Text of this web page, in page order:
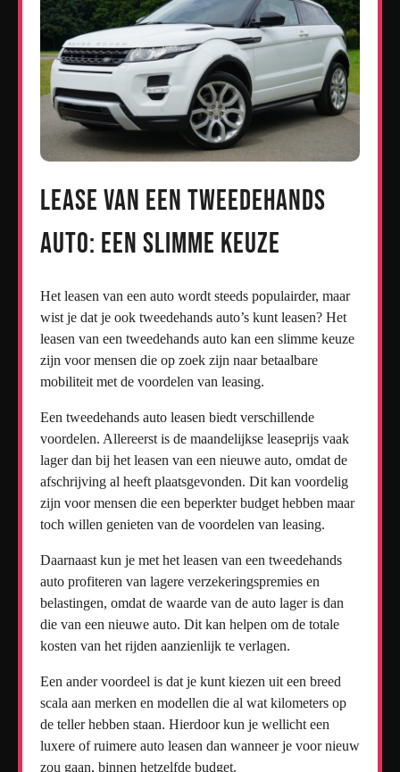
Lease van een Tweedehands
Auto: Een Slimme Keuze
Het leasen van een auto wordt steeds populairder, maar
wist je dat je ook tweedehands auto’s kunt leasen? Het
leasen van een tweedehands auto kan een slimme keuze
zijn voor mensen die op zoek zijn naar betaalbare
mobiliteit met de voordelen van leasing.
Een tweedehands auto leasen biedt verschillende
voordelen. Allereerst is de maandelijkse leaseprijs vaak
lager dan bij het leasen van een nieuwe auto, omdat de
afschrijving al heeft plaatsgevonden. Dit kan voordelig
zijn voor mensen die een beperkter budget hebben maar
toch willen genieten van de voordelen van leasing.
Daarnaast kun je met het leasen van een tweedehands
auto profiteren van lagere verzekeringspremies en
belastingen, omdat de waarde van de auto lager is dan
die van een nieuwe auto. Dit kan helpen om de totale
kosten van het rijden aanzienlijk te verlagen.
Een ander voordeel is dat je kunt kiezen uit een breed
scala aan merken en modellen die al wat kilometers op
de teller hebben staan. Hierdoor kun je wellicht een
luxere of ruimere auto leasen dan wanneer je voor nieuw
zou gaan, binnen hetzelfde budget.